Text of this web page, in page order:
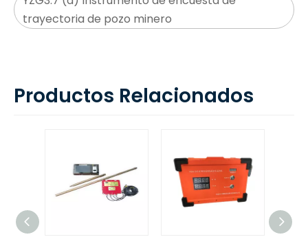
trayectoria de pozo minero
Productos Relacionados